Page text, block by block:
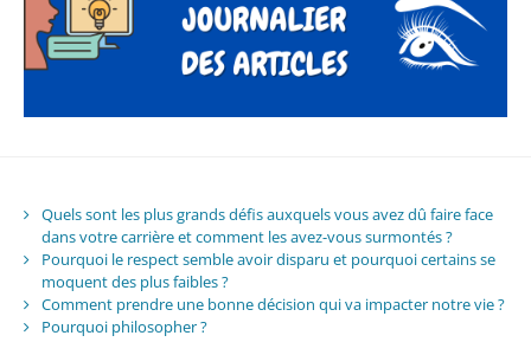
Quels sont les plus grands défis auxquels vous avez dû faire face
dans votre carrière et comment les avez-vous surmontés ?
Pourquoi le respect semble avoir disparu et pourquoi certains se
moquent des plus faibles ?
Comment prendre une bonne décision qui va impacter notre vie ?
Pourquoi philosopher ?